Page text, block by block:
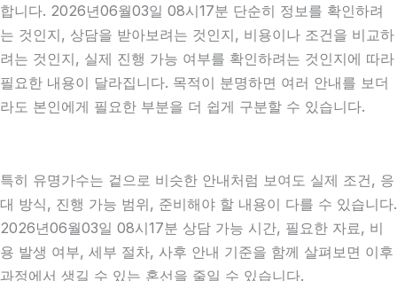
합니다. 2026년06월03일 08시17분 단순히 정보를 확인하려
는 것인지, 상담을 받아보려는 것인지, 비용이나 조건을 비교하
려는 것인지, 실제 진행 가능 여부를 확인하려는 것인지에 따라
필요한 내용이 달라집니다. 목적이 분명하면 여러 안내를 보더
라도 본인에게 필요한 부분을 더 쉽게 구분할 수 있습니다.
특히 유명가수는 겉으로 비슷한 안내처럼 보여도 실제 조건, 응
대 방식, 진행 가능 범위, 준비해야 할 내용이 다를 수 있습니다.
2026년06월03일 08시17분 상담 가능 시간, 필요한 자료, 비
용 발생 여부, 세부 절차, 사후 안내 기준을 함께 살펴보면 이후
과정에서 생길 수 있는 혼선을 줄일 수 있습니다.